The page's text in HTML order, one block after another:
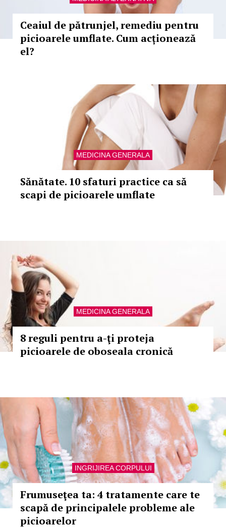
Ceaiul de pătrunjel, remediu pentru
picioarele umflate. Cum acționează
el?
MEDICINA GENERALA
Sănătate. 10 sfaturi practice ca să
scapi de picioarele umflate
MEDICINA GENERALA
8 reguli pentru a-ţi proteja
picioarele de oboseala cronică
INGRIJIREA CORPULUI
Frumuseţea ta: 4 tratamente care te
scapă de principalele probleme ale
picioarelor